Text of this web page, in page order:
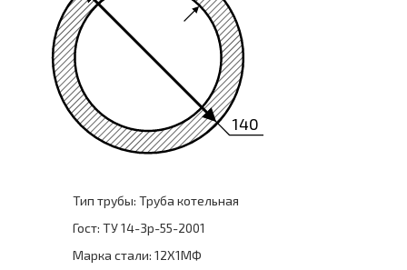
140
Тип трубы: Труба котельная
Гост: ТУ 14-3р-55-2001
Марка стали: 12Х1МФ